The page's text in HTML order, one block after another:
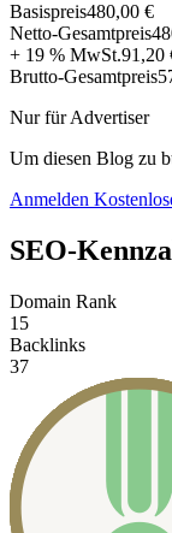
Basispreis480,00 €
Netto-Gesamtpreis
+ 19 % MwSt.91,20
Brutto-Gesamtpreis
Nur für Advertiser
Um diesen Blog zu
Anmelden
SEO-
Domain Rank
15
Backlinks
37